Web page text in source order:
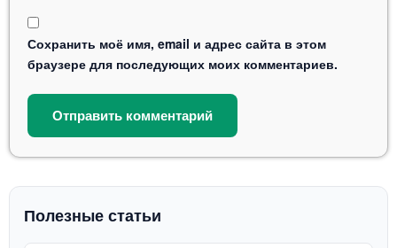
Сохранить моё имя, email и адрес сайта в этом
браузере для последующих моих комментариев.
Полезные статьи